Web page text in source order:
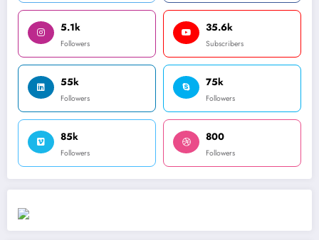
5.1k
Followers
35.6k
Subscribers
55k
Followers
75k
Followers
85k
Followers
800
Followers